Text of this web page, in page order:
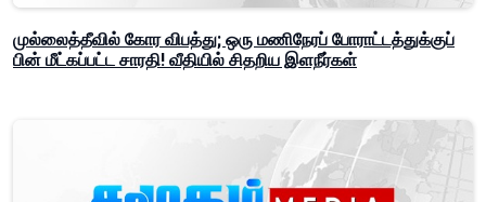
முல்லைத்தீவில் கோர விபத்து; ஒரு மணிநேரப் போராட்டத்துக்குப்
பின் மீட்கப்பட்ட சாரதி! வீதியில் சிதறிய இளநீர்கள்